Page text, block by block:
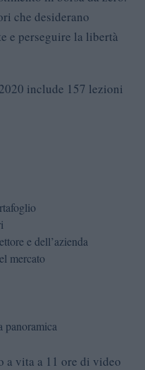
che desiderano
e perseguire la libertà
include 157 lezioni
e dell’azienda
mercato
panoramica
a vita a 11 ore di video